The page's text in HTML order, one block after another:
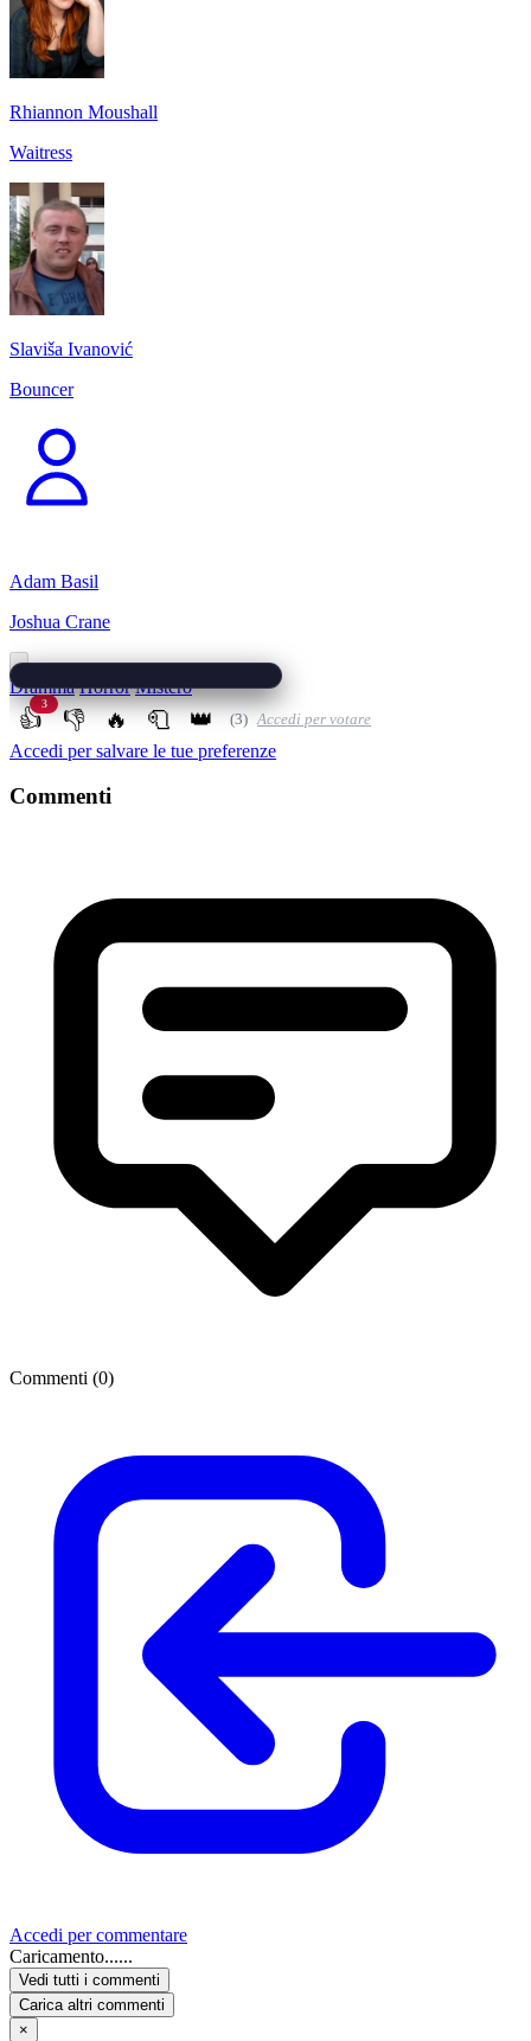
Rhiannon Moushall
Waitress
Slaviša Ivanović
Bouncer
Adam Basil
Joshua Crane
Dramma Horror Mistero
👍
3
👎 🔥 🧻 👑 (3) Accedi per votare
Accedi per salvare le tue preferenze
Commenti
Commenti (0)
Accedi per commentare
Caricamento......
Vedi tutti i commenti
Carica altri commenti
×